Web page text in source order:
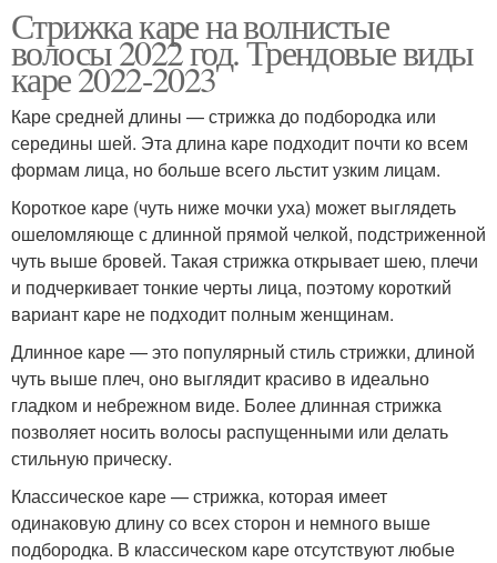
Стрижка каре на волнистые
волосы 2022 год. Трендовые виды
каре 2022-2023
Каре средней длины — стрижка до подбородка или
середины шей. Эта длина каре подходит почти ко всем
формам лица, но больше всего льстит узким лицам.
Короткое каре (чуть ниже мочки уха) может выглядеть
ошеломляюще с длинной прямой челкой, подстриженной
чуть выше бровей. Такая стрижка открывает шею, плечи
и подчеркивает тонкие черты лица, поэтому короткий
вариант каре не подходит полным женщинам.
Длинное каре — это популярный стиль стрижки, длиной
чуть выше плеч, оно выглядит красиво в идеально
гладком и небрежном виде. Более длинная стрижка
позволяет носить волосы распущенными или делать
стильную прическу.
Классическое каре — стрижка, которая имеет
одинаковую длину со всех сторон и немного выше
подбородка. В классическом каре отсутствуют любые